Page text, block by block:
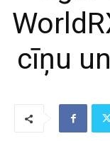
cīņu